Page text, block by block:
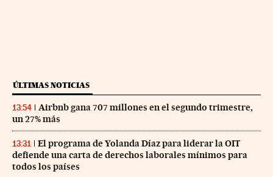
ÚLTIMAS NOTICIAS
13:54
Airbnb gana 707 millones en el segundo trimestre,
un 27% más
13:31
El programa de Yolanda Díaz para liderar la OIT
defiende una carta de derechos laborales mínimos para
todos los países